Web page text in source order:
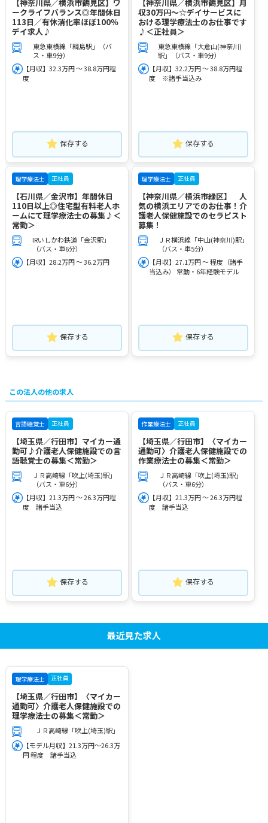
【神奈川県／横浜市鶴見区】ワ
ークライフバランス◎年間休日
113日／有休消化率ほぼ100％
デイ求人♪
東急東横線「綱島駅」（バ
ス・車9分）
【月収】32.3万円 ～ 38.8万円程
度
保存する
【神奈川県／横浜市鶴見区】月
収30万円～☆デイサービスに
おける理学療法士のお仕事です
♪＜正社員＞
東急東横線「大倉山(神奈川)
駅」（バス・車9分）
【月収】32.2万円 ～ 38.8万円程
度 ※諸手当込み
保存する
理学療法士 正社員
【石川県／金沢市】年間休日
110日以上◎住宅型有料老人ホ
ームにて理学療法士の募集♪＜
常勤＞
IRいしかわ鉄道「金沢駅」
（バス・車6分）
【月収】28.2万円 ～ 36.2万円
保存する
理学療法士 正社員
【神奈川県／横浜市緑区】 人
気の横浜エリアでのお仕事！介
護老人保健施設でのセラピスト
募集！
ＪＲ横浜線「中山(神奈川)駅」
（バス・車5分）
【月収】27.1万円 ～ 程度（諸手
当込み） 常勤・6年経験モデル
保存する
この法人の他の求人
言語聴覚士 正社員
【埼玉県／行田市】マイカー通
勤可♪介護老人保健施設での言
語聴覚士の募集＜常勤＞
ＪＲ高崎線「吹上(埼玉)駅」
（バス・車6分）
【月収】21.3万円 ～ 26.3万円程
度 諸手当込
保存する
作業療法士 正社員
【埼玉県／行田市】〈マイカー
通勤可〉介護老人保健施設での
作業療法士の募集＜常勤＞
ＪＲ高崎線「吹上(埼玉)駅」
（バス・車6分）
【月収】21.3万円 ～ 26.3万円程
度 諸手当込
保存する
最近見た求人
理学療法士 正社員
【埼玉県／行田市】〈マイカー
通勤可〉介護老人保健施設での
理学療法士の募集＜常勤＞
ＪＲ高崎線「吹上(埼玉)駅」
【モデル月収】21.3万円～26.3万
円 程度 諸手当込